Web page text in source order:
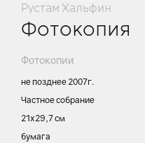
Рустам Хальфин
Фотокопия
Фотокопии
не позднее 2007г.
Частное собрание
21х29,7 см
бумага